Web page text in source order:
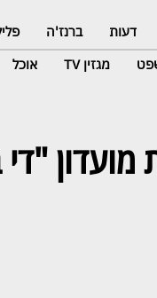
דעות ברנז'ה
מגזין TV אוכל